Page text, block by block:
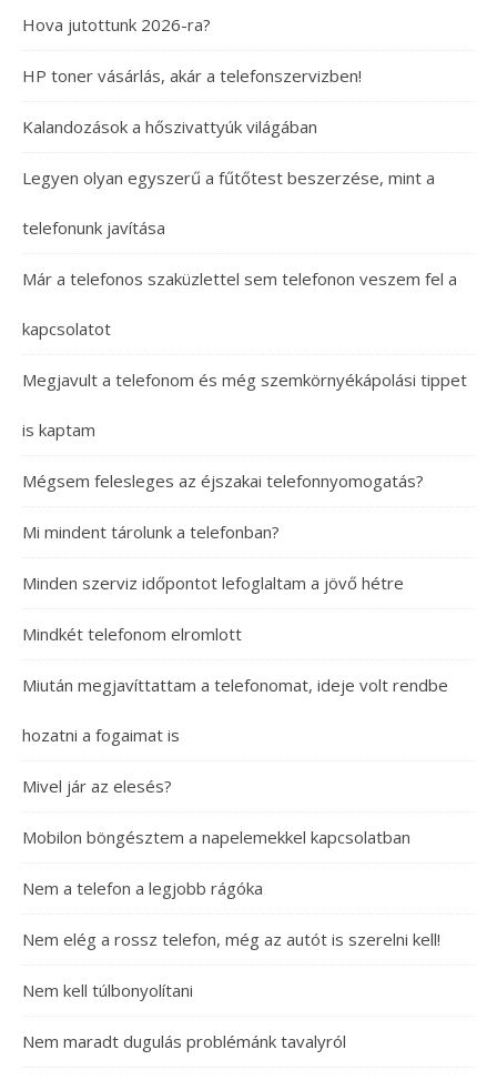
Hova jutottunk 2026-ra?
HP toner vásárlás, akár a telefonszervizben!
Kalandozások a hőszivattyúk világában
Legyen olyan egyszerű a fűtőtest beszerzése, mint a
telefonunk javítása
Már a telefonos szaküzlettel sem telefonon veszem fel a
kapcsolatot
Megjavult a telefonom és még szemkörnyékápolási tippet
is kaptam
Mégsem felesleges az éjszakai telefonnyomogatás?
Mi mindent tárolunk a telefonban?
Minden szerviz időpontot lefoglaltam a jövő hétre
Mindkét telefonom elromlott
Miután megjavíttattam a telefonomat, ideje volt rendbe
hozatni a fogaimat is
Mivel jár az elesés?
Mobilon böngésztem a napelemekkel kapcsolatban
Nem a telefon a legjobb rágóka
Nem elég a rossz telefon, még az autót is szerelni kell!
Nem kell túlbonyolítani
Nem maradt dugulás problémánk tavalyról